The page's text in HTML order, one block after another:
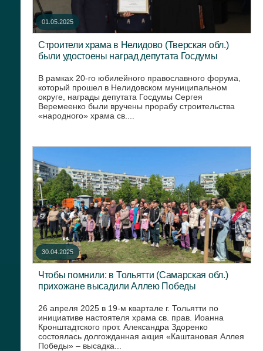
01.05.2025
Строители храма в Нелидово (Тверская обл.)
были удостоены наград депутата Госдумы
В рамках 20-го юбилейного православного форума,
который прошел в Нелидовском муниципальном
округе, награды депутата Госдумы Сергея
Веремеенко были вручены прорабу строительства
«народного» храма св....
30.04.2025
Чтобы помнили: в Тольятти (Самарская обл.)
прихожане высадили Аллею Победы
26 апреля 2025 в 19-м квартале г. Тольятти по
инициативе настоятеля храма св. прав. Иоанна
Кронштадтского прот. Александра Здоренко
состоялась долгожданная акция «Каштановая Аллея
Победы» – высадка...